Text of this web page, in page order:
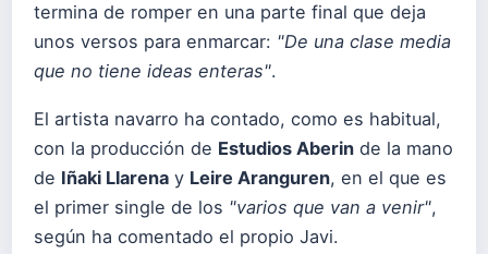
termina de romper en una parte final que deja
unos versos para enmarcar: "De una clase media
que no tiene ideas enteras".
El artista navarro ha contado, como es habitual,
con la producción de Estudios Aberin de la mano
de Iñaki Llarena y Leire Aranguren, en el que es
el primer single de los "varios que van a venir",
según ha comentado el propio Javi.